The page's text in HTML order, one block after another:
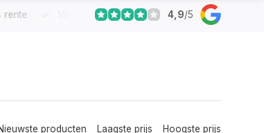
Vandaag besteldMorgen in Huis*
4,9/5
producten Laagste prijs Hoogste prijs